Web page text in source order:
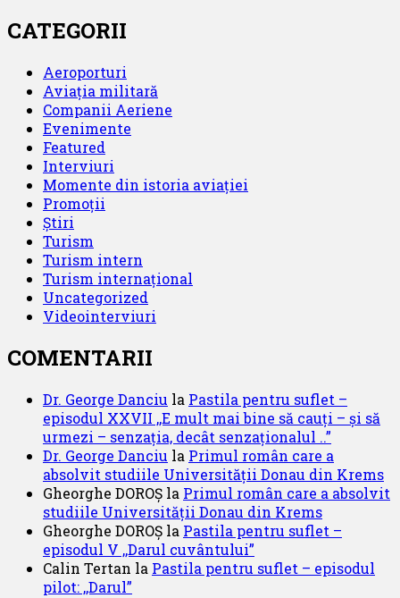
CATEGORII
Aeroporturi
Aviația militară
Companii Aeriene
Evenimente
Featured
Interviuri
Momente din istoria aviației
Promoții
Știri
Turism
Turism intern
Turism internațional
Uncategorized
Videointerviuri
COMENTARII
Dr. George Danciu la Pastila pentru suflet –
episodul XXVII ,,E mult mai bine să cauți – și să
urmezi – senzația, decât senzaționalul ..”
Dr. George Danciu la Primul român care a
absolvit studiile Universității Donau din Krems
Gheorghe DOROȘ la Primul român care a absolvit
studiile Universității Donau din Krems
Gheorghe DOROȘ la Pastila pentru suflet –
episodul V ,,Darul cuvântului”
Calin Tertan la Pastila pentru suflet – episodul
pilot: ,,Darul”